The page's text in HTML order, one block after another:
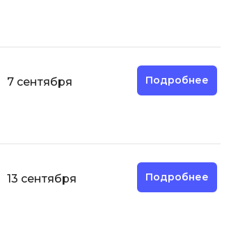
7 сентября Подробнее
13 сентября Подробнее
Тестирование игр
Управление дронами
Управление разработкой и IT